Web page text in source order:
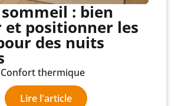
: bien
et positionner les
des nuits
thermique
Lire l'article